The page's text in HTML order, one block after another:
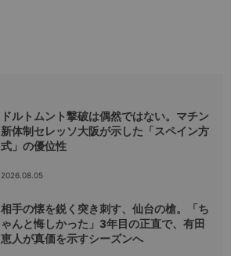
ドルトムント撃破は偶然ではない。マチン
新体制セレッソ大阪が示した「スペイン方
式」の優位性
2026.08.05
相手の懐を鋭く突き刺す、仙台の槍。「ち
ゃんと悔しかった」3年目の正直で、有田
恵人が真価を示すシーズンへ